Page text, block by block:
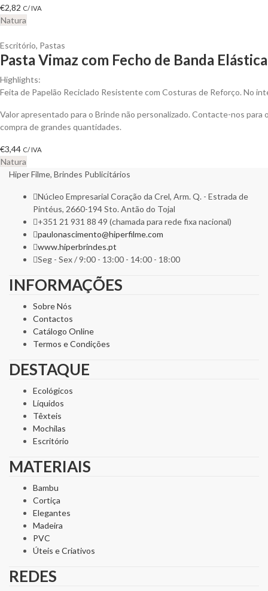
€2,82 C/ IVA
Natura
Escritório, Pastas
Pasta Vimaz com Fecho de Banda
Highlights:
Feita de Papelão Reciclado Resistente com Costuras de Reforço. No
Valor apresentado para o Brinde não personalizado. Contacte-nos para
compra de grandes quantidades.
€3,44 C/ IVA
Natura
Hiper Filme, Brindes Publicitários
Núcleo Empresarial Coração da Crel, Arm. Q. - Estrada de
Pintéus, 2660-194 Sto. Antão do Tojal
+351 21 931 88 49 (chamada para rede fixa nacional)
paulonascimento@hiperfilme.com
www.hiperbrindes.pt
Seg - Sex / 9:00 - 13:00 - 14:00 - 18:00
INFORMAÇÕES
Sobre Nós
Contactos
Catálogo Online
Termos e Condições
DESTAQUE
Ecológicos
Líquidos
Têxteis
Mochilas
Escritório
MATERIAIS
Bambu
Cortiça
Elegantes
Madeira
PVC
Úteis e Criativos
REDES